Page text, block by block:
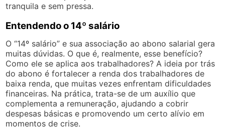
tranquila e sem pressa.
Entendendo o 14º salário
O “14º salário” e sua associação ao abono salarial gera
muitas dúvidas. O que é, realmente, esse benefício?
Como ele se aplica aos trabalhadores? A ideia por trás
do abono é fortalecer a renda dos trabalhadores de
baixa renda, que muitas vezes enfrentam dificuldades
financeiras. Na prática, trata-se de um auxílio que
complementa a remuneração, ajudando a cobrir
despesas básicas e promovendo um certo alívio em
momentos de crise.